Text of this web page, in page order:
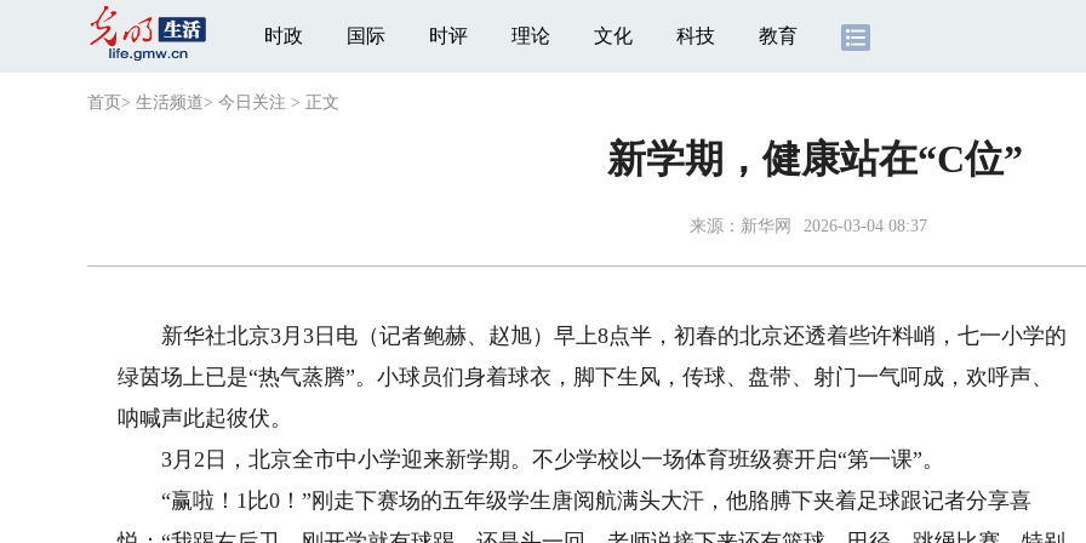
时政 国际 时评 理论 文化 科技 教育
首页 > 生活频道> 今日关注 > 正文
新学期，健康站在“C位”
来源： 新华网 2026-03-04 08:37
新华社北京3月3日电（记者鲍赫、赵旭）早上8点半，初春的北京还透着些许料峭，七一小学的
绿茵场上已是“热气蒸腾”。小球员们身着球衣，脚下生风，传球、盘带、射门一气呵成，欢呼声、
呐喊声此起彼伏。
3月2日，北京全市中小学迎来新学期。不少学校以一场体育班级赛开启“第一课”。
“赢啦！1比0！”刚走下赛场的五年级学生唐阅航满头大汗，他胳膊下夹着足球跟记者分享喜